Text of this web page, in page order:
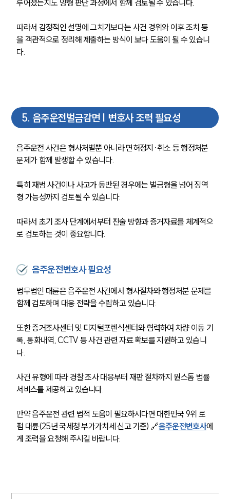
업무분야
음주교통사고대응부 업무
음주운전·교통사고전문변호사추천
소식/자료
언론보도
법률 블로그
법률서식
세미나
대륜법률상담예약
루어졌는지도 양형 판단 과정에서 함께 검토될 수 있습니다.
따라서 감정적인 설명에 그치기보다는 사건 경위와 이후 조치 등
을 객관적으로 정리해 제출하는 방식이 보다 도움이 될 수 있습니
다.
5. 음주운전벌금감면 | 변호사 조력 필요성
음주운전 사건은 형사처벌뿐 아니라 면허정지·취소 등 행정처분
문제가 함께 발생할 수 있습니다.
특히 재범 사건이나 사고가 동반된 경우에는 벌금형을 넘어 징역
형 가능성까지 검토될 수 있습니다.
따라서 초기 조사 단계에서부터 진술 방향과 증거자료를 체계적으
로 검토하는 것이 중요합니다.
음주운전변호사 필요성
법무법인 대륜은 음주운전 사건에서 형사절차와 행정처분 문제를
함께 검토하며 대응 전략을 수립하고 있습니다.
또한 증거조사센터 및 디지털포렌식센터와 협력하여 차량 이동 기
록, 통화내역, CCTV 등 사건 관련 자료 확보를 지원하고 있습니
다.
사건 유형에 따라 경찰 조사 대응부터 재판 절차까지 원스톱 법률
서비스를 제공하고 있습니다.
만약 음주운전 관련 법적 도움이 필요하시다면 대한민국 9위 로
펌 대륜(25년 국세청 부가가치세 신고 기준) 🔗음주운전변호사에
게 조력을 요청해 주시길 바랍니다.